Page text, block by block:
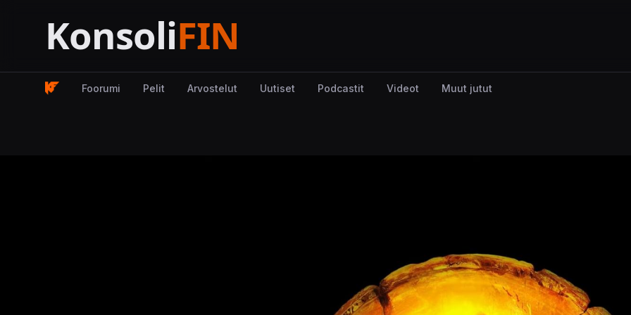
Foorumi Pelit Arvostelut Uutiset Podcastit Videot Muut jutut